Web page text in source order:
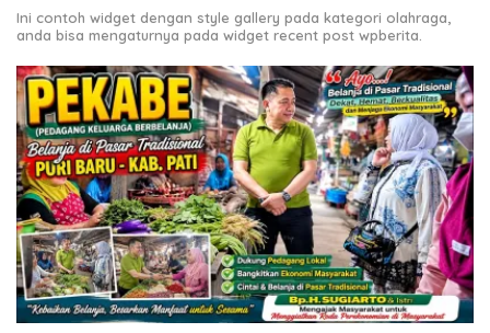
Ini contoh widget dengan style gallery pada kategori olahraga,
anda bisa mengaturnya pada widget recent post wpberita.